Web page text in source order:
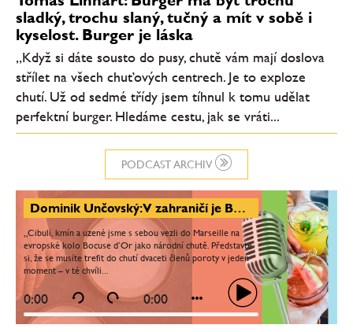
PODCAST ARCHIV
sladký, trochu slaný, tučný a mít v sobě i
kyselost. Burger je láska
„Když si dáte sousto do pusy, chutě vám mají doslova
střílet na všech chuťových centrech. Je to exploze
chutí. Už od sedmé třídy jsem tíhnul k tomu udělat
perfektní burger. Hledáme cestu, jak se vráti...
Dominik Unčovský: V zahraničí je Bocuse d’Or jedna velká rodina, nikdo ti nechce uškodit. Nejtěžší moment byla sépie
„Cibuli, kmín a uzené jsme s sebou vezli do Marseille na
evropské kolo Bocuse d’Or jako národní chutě. Představte
si, že se musíte trefit do chutí dvaceti členů poroty v jeden
moment – v té chvíli...
0:00 0:00